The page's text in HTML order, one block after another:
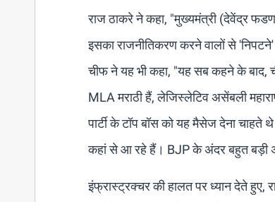
राज ठाकरे ने कहा, "मुख्यमंत्री (देवेंद्र
इसका राजनीतिकरण करने वालों से
चीफ ने यह भी कहा, "यह सब कहने के बाद,
MLA मराठी हैं, लेजिस्लेटिव असेंबली
पार्टी के टॉप बॉस को यह मैसेज देना
कहां से आ रहे हैं। BJP के अंदर बहुत बड़ी
इंफ्रास्ट्रक्चर की हालत पर ध्यान देते हुए,